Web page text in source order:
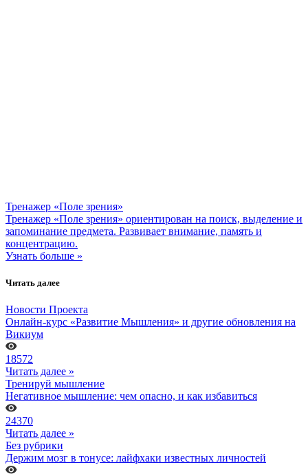
Тренажер «Поле зрения»
Тренажер «Поле зрения» ориентирован на поиск, выделение и
запоминание предмета. Развивает внимание, память и
концентрацию.
Узнать больше »
Читать далее
Новости Проекта
Онлайн-курс «Развитие Мышления» и другие обновления на
Викиум
18572
Читать далее »
Тренируй мышление
Негативное мышление: чем опасно, и как избавиться
24370
Читать далее »
Без рубрики
Держим мозг в тонусе: лайфхаки известных личностей